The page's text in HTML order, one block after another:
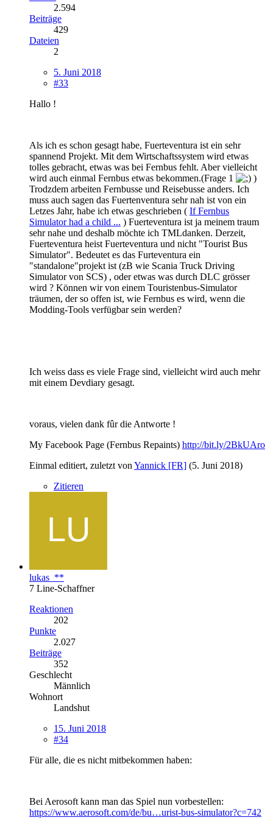
2.594
Beiträge
429
Dateien
2
5. Juni 2018
#33
Hallo !
Als ich es schon gesagt habe, Fuerteventura ist ein sehr
spannend Projekt. Mit dem Wirtschaftssystem wird etwas
tolles gebracht, etwas was bei Fernbus fehlt. Aber vielleicht
wird auch einmal Fernbus etwas bekommen.(Frage 1
)
Trodzdem arbeiten Fernbusse und Reisebusse anders. Ich
muss auch sagen das Fuertenventura sehr nah ist von ein
Letzes Jahr, habe ich etwas geschrieben ( If Fernbus
Simulator had a child ... ) Fuerteventura ist ja meinem traum
sehr nahe und deshalb möchte ich TMLdanken. Derzeit,
Fuerteventura heist Fuerteventura und nicht "Tourist Bus
Simulator". Bedeutet es das Furteventura ein
"standalone"projekt ist (zB wie Scania Truck Driving
Simulator von SCS) , oder etwas was durch DLC grösser
wird ? Können wir von einem Touristenbus-Simulator
träumen, der so offen ist, wie Fernbus es wird, wenn die
Modding-Tools verfügbar sein werden?
Ich weiss dass es viele Frage sind, vielleicht wird auch mehr
mit einem Devdiary gesagt.
voraus, vielen dank fûr die Antworte !
My Facebook Page (Fernbus Repaints) http://bit.ly/2BkUAro
Einmal editiert, zuletzt von Yannick [FR] (5. Juni 2018)
Zitieren
lukas_**
7 Line-Schaffner
Reaktionen
202
Punkte
2.027
Beiträge
352
Geschlecht
Männlich
Wohnort
Landshut
15. Juni 2018
#34
Für alle, die es nicht mitbekommen haben:
Bei Aerosoft kann man das Spiel nun vorbestellen:
https://www.aerosoft.com/de/bu…urist-bus-simulator?c=742